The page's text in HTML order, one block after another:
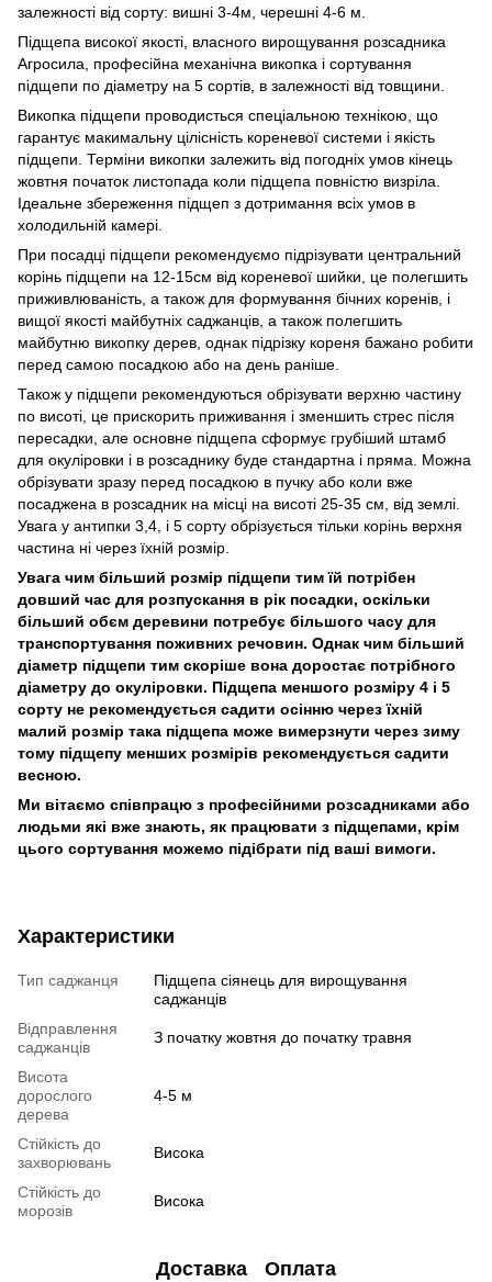
залежності від сорту: вишні 3-4м, черешні 4-6 м.
Підщепа високої якості, власного вирощування розсадника
Агросила, професійна механічна викопка і сортування
підщепи по діаметру на 5 сортів, в залежності від товщини.
Викопка підщепи проводисться спеціальною технікою, що
гарантує макимальну цілісність кореневої системи і якість
підщепи. Терміни викопки залежить від погодніх умов кінець
жовтня початок листопада коли підщепа повністю визріла.
Ідеальне збереження підщеп з дотримання всіх умов в
холодильній камері.
При посадці підщепи рекомендуємо підрізувати центральний
корінь підщепи на 12-15см від кореневої шийки, це полегшить
приживлюваність, а також для формування бічних коренів, і
вищої якості майбутніх саджанців, а також полегшить
майбутню викопку дерев, однак підрізку кореня бажано робити
перед самою посадкою або на день раніше.
Також у підщепи рекомендуються обрізувати верхню частину
по висоті, це прискорить приживання і зменшить стрес після
пересадки, але основне підщепа сформує грубіший штамб
для окуліровки і в розсаднику буде стандартна і пряма. Можна
обрізувати зразу перед посадкою в пучку або коли вже
посаджена в розсадник на місці на висоті 25-35 см, від землі.
Увага у антипки 3,4, і 5 сорту обрізується тільки корінь верхня
частина ні через їхній розмір.
Увага чим більший розмір підщепи тим їй потрібен
довший час для розпускання в рік посадки, оскільки
більший обєм деревини потребує більшого часу для
транспортування поживних речовин. Однак чим більший
діаметр підщепи тим скоріше вона доростає потрібного
діаметру до окуліровки. Підщепа меншого розміру 4 і 5
сорту не рекомендується садити осінню через їхній
малий розмір така підщепа може вимерзнути через зиму
тому підщепу менших розмірів рекомендується садити
весною.
Ми вітаємо співпрацю з професійними розсадниками або
людьми які вже знають, як працювати з підщепами, крім
цього сортування можемо підібрати під ваші вимоги.
Характеристики
Тип саджанця
Підщепа сіянець для вирощування
саджанців
Відправлення
саджанців
З початку жовтня до початку травня
Висота
дорослого
дерева
4-5 м
Стійкість до
захворювань
Висока
Стійкість до
морозів
Висока
Доставка Оплата